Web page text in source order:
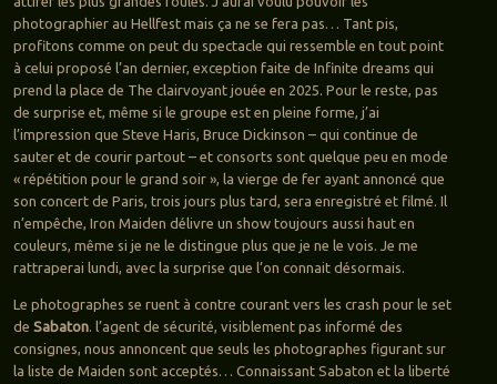
photographier au Hellfest mais ça ne se fera pas… Tant pis,
profitons comme on peut du spectacle qui ressemble en tout point
à celui proposé l’an dernier, exception faite de Infinite dreams qui
prend la place de The clairvoyant jouée en 2025. Pour le reste, pas
de surprise et, même si le groupe est en pleine forme, j’ai
l’impression que Steve Haris, Bruce Dickinson – qui continue de
sauter et de courir partout – et consorts sont quelque peu en mode
« répétition pour le grand soir », la vierge de fer ayant annoncé que
son concert de Paris, trois jours plus tard, sera enregistré et filmé. Il
n’empêche, Iron Maiden délivre un show toujours aussi haut en
couleurs, même si je ne le distingue plus que je ne le vois. Je me
rattraperai lundi, avec la surprise que l’on connait désormais.
Le photographes se ruent à contre courant vers les crash pour le set
de Sabaton. l’agent de sécurité, visiblement pas informé des
consignes, nous annoncent que seuls les photographes figurant sur
la liste de Maiden sont acceptés… Connaissant Sabaton et la liberté